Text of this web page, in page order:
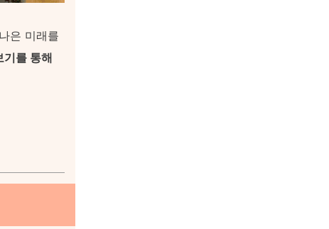
은 미래를
기를 통해